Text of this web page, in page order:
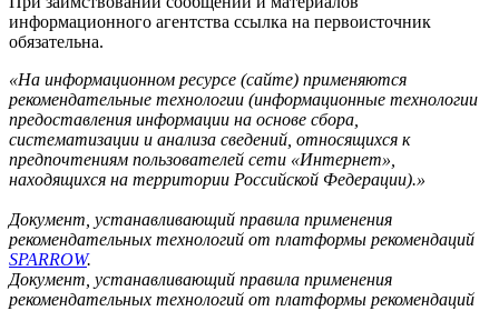
информационного агентства ссылка на первоисточник
обязательна.
«На информационном ресурсе (сайте) применяются
рекомендательные технологии (информационные технологии
предоставления информации на основе сбора,
систематизации и анализа сведений, относящихся к
предпочтениям пользователей сети «Интернет»,
находящихся на территории Российской Федерации).»
Документ, устанавливающий правила применения
рекомендательных технологий от платформы рекомендаций
SPARROW.
Документ, устанавливающий правила применения
рекомендательных технологий от платформы рекомендаций